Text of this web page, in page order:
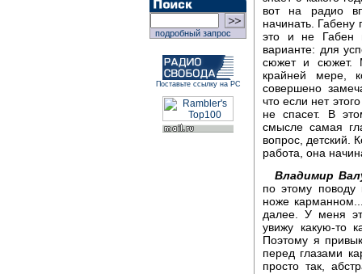
подробный запрос
Поставьте ссылку на РС
вот на радио
начинать.
это и не Габен
варианте: для
сюжет и сюжет.
крайней мере,
совершено
что если нет
не спасет. В
смысле самая
вопрос, детский.
работа, она
Владимир
по этому поводу
ноже
далее. У меня
увижу какую-то
Поэтому я
перед глазами
просто так,